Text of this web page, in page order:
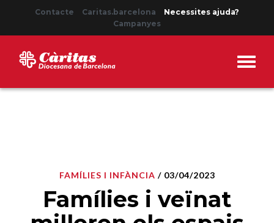
Contacte Caritas.barcelona
Necessites ajuda?
Campanyes
FAMÍLIES I INFÀNCIA / 03/04/2023
Famílies i veïnat